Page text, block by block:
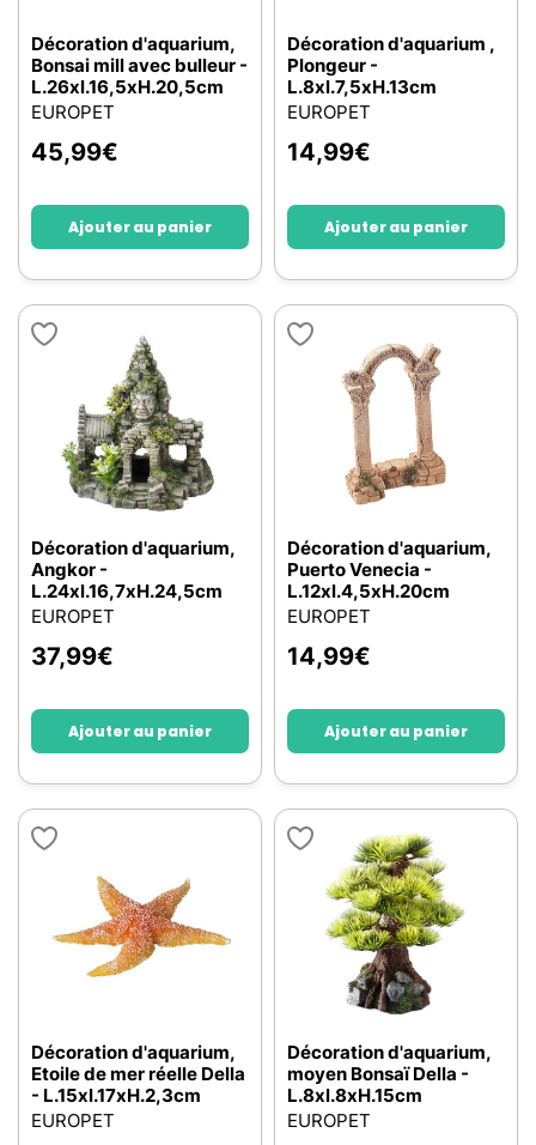
Décoration d'aquarium,
Bonsai mill avec bulleur -
L.26xl.16,5xH.20,5cm
EUROPET
45,99€
Ajouter au panier
Décoration d'aquarium ,
Plongeur -
L.8xl.7,5xH.13cm
EUROPET
14,99€
Ajouter au panier
Décoration d'aquarium,
Angkor -
L.24xl.16,7xH.24,5cm
EUROPET
37,99€
Ajouter au panier
Décoration d'aquarium,
Puerto Venecia -
L.12xl.4,5xH.20cm
EUROPET
14,99€
Ajouter au panier
Décoration d'aquarium,
Etoile de mer réelle Della
- L.15xl.17xH.2,3cm
EUROPET
Décoration d'aquarium,
moyen Bonsaï Della -
L.8xl.8xH.15cm
EUROPET